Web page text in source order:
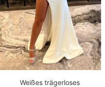
Weißes trägerloses